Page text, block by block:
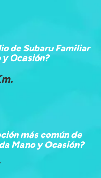
de Subaru Familiar
Ocasión?
más común de
Mano y Ocasión?